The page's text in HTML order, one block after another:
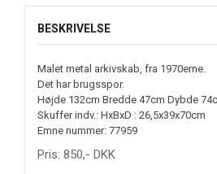
BESKRIVELSE
Malet metal arkivskab, fra 1970erne.
Det har brugsspor.
Højde 132cm Bredde 47cm Dybde
Skuffer indv.: HxBxD : 26,5x39x70cm
Emne nummer: 77959
Pris: 850,- DKK